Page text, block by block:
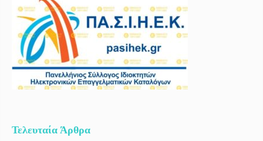
Τελευταία Άρθρα